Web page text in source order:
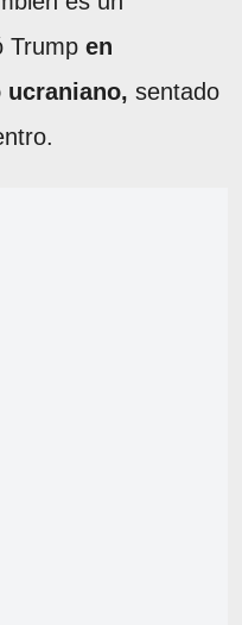
Trump en
ucraniano, sentado